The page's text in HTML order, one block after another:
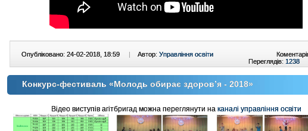
Опубліковано: 24-02-2018, 18:59 | Автор: Управління освіти
Переглядів: 1238
Конкурс-фестиваль «Молодь обирає здоров’я - 2018»
Відео виступів агітбригад можна переглянути на каналі управління освіти